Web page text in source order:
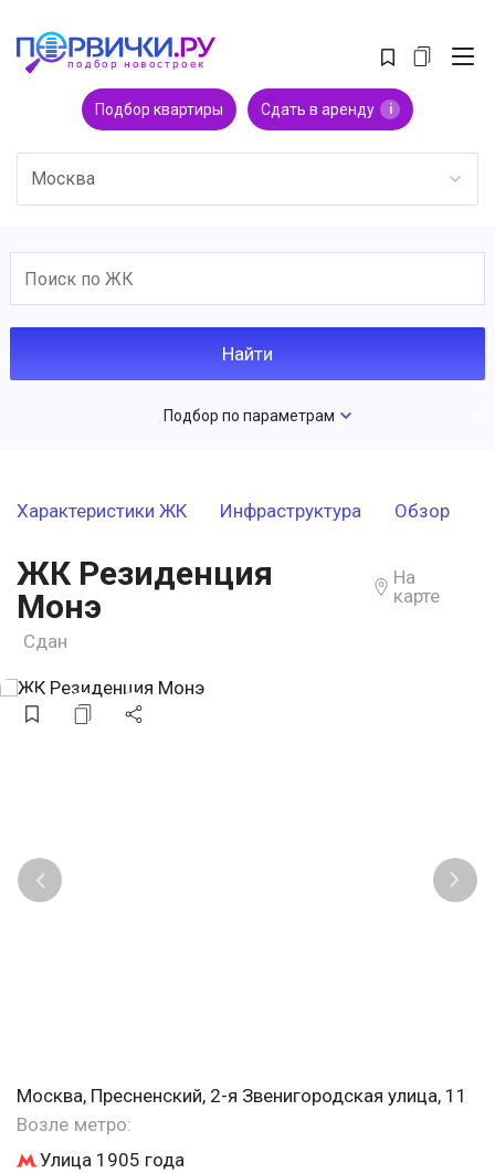
Подбор квартиры Сдать в аренду i
Москва
Подбор по параметрам
Характеристики ЖК Инфраструктура Обзор
ЖК Резиденция
Монэ
На
карте
Сдан
Москва, Пресненский, 2-я Звенигородская улица, 11
Возле метро:
Улица 1905 года